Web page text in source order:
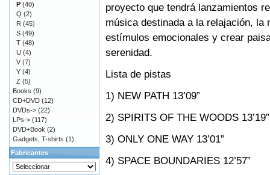
proyecto que tendrá lanzamientos
música destinada a la relajación,
estímulos emocionales y crear
serenidad.
Lista de pistas
1) NEW PATH 13’09”
2) SPIRITS OF THE WOODS 13’19”
3) ONLY ONE WAY 13’01”
4) SPACE BOUNDARIES 12’57”
P (40)
Q (2)
R (45)
S (49)
T (48)
U (4)
V (7)
Y (4)
Z (5)
Books (9)
CD+DVD (12)
DVDs-> (22)
LPs-> (117)
DVD+Book (2)
Gadgets, T-shirts (1)
Fabricantes